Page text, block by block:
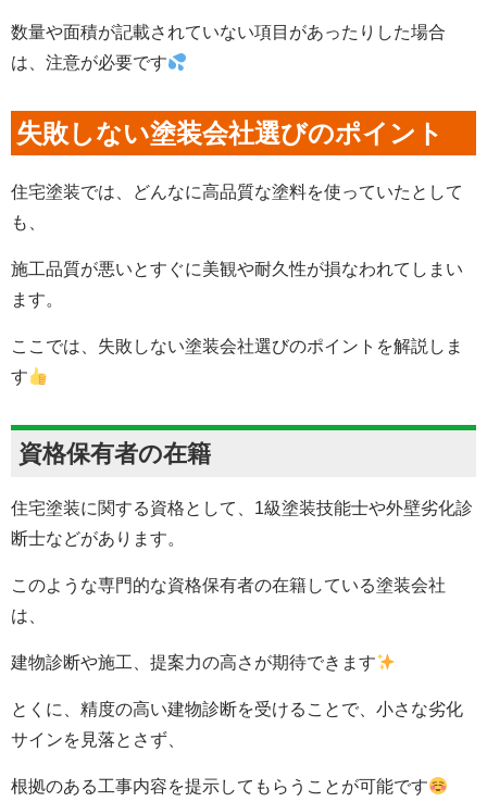
数量や面積が記載されていない項目があったりした場合
は、注意が必要です
失敗しない塗装会社選びのポイント
住宅塗装では、どんなに高品質な塗料を使っていたとして
も、
施工品質が悪いとすぐに美観や耐久性が損なわれてしまい
ます。
ここでは、失敗しない塗装会社選びのポイントを解説しま
す
資格保有者の在籍
住宅塗装に関する資格として、1級塗装技能士や外壁劣化診
断士などがあります。
このような専門的な資格保有者の在籍している塗装会社
は、
建物診断や施工、提案力の高さが期待できます
とくに、精度の高い建物診断を受けることで、小さな劣化
サインを見落とさず、
根拠のある工事内容を提示してもらうことが可能です